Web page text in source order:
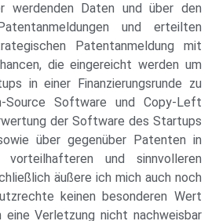
werdenden Daten und über den
und erteilten
Patentanmeldung mit
die eingereicht werden um
in einer Finanzierungsrunde zu
Source Software und Copy-Left
der Software des Startups
über gegenüber Patenten in
vorteilhafteren und sinnvolleren
äußere ich mich auch noch
keinen besonderen Wert
eine Verletzung nicht nachweisbar